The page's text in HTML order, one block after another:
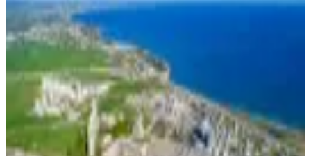
İskele, Merkez Mahallesi
Stüdyo·49 m²
7.200.000 ₺
Kurtköy Emlakçısı Tevfik Yılmaz